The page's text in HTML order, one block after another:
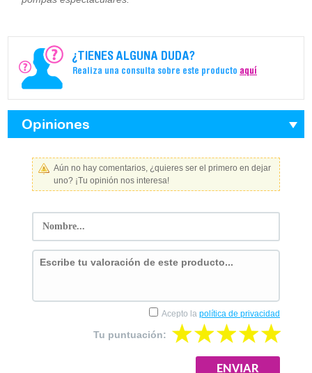
¿TIENES ALGUNA DUDA?
Realiza una consulta sobre este producto aquí
Opiniones
Aún no hay comentarios, ¿quieres ser el primero en dejar
uno? ¡Tu opinión nos interesa!
Tu puntuación:
Acepto la política de privacidad